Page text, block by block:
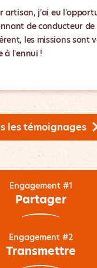
artisan, j'ai eu
de conducteur de
les missions sont
à l'ennui !
les témoignages
Engagement #1
Partager
Engagement #2
Transmettre